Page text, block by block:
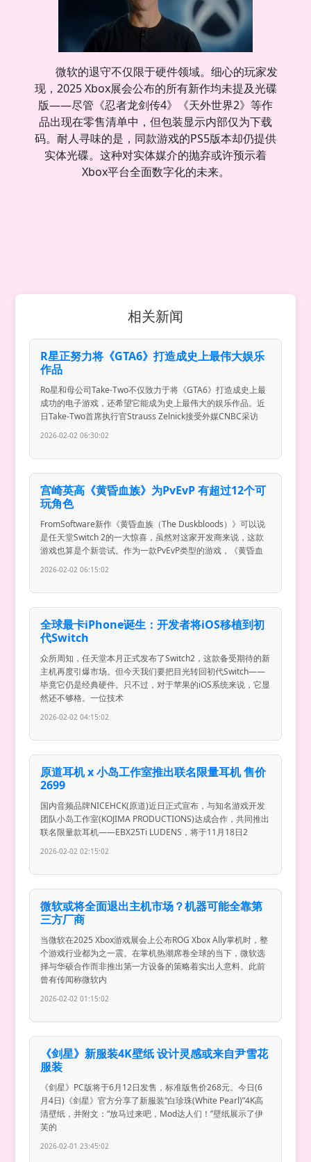
微软的退守不仅限于硬件领域。细心的玩家发
现，2025 Xbox展会公布的所有新作均未提及光碟
版——尽管《忍者龙剑传4》《天外世界2》等作
品出现在零售清单中，但包装显示内部仅为下载
码。耐人寻味的是，同款游戏的PS5版本却仍提供
实体光碟。这种对实体媒介的抛弃或许预示着
Xbox平台全面数字化的未来。
相关新闻
R星正努力将《GTA6》打造成史上最伟大娱乐
作品
Ro星和母公司Take-Two不仅致力于将《GTA6》打造成史上最
成功的电子游戏，还希望它能成为史上最伟大的娱乐作品。近
日Take-Two首席执行官Strauss Zelnick接受外媒CNBC采访
2026-02-02 06:30:02
宫崎英高《黄昏血族》为PvEvP 有超过12个可
玩角色
FromSoftware新作《黄昏血族（The Duskbloods）》可以说
是任天堂Switch 2的一大惊喜，虽然对这家开发商来说，这款
游戏也算是个新尝试。作为一款PvEvP类型的游戏，《黄昏血
2026-02-02 06:15:02
全球最卡iPhone诞生：开发者将iOS移植到初
代Switch
众所周知，任天堂本月正式发布了Switch2，这款备受期待的新
主机再度引爆市场。但今天我们要把目光转回初代Switch——
毕竟它仍是经典硬件。只不过，对于苹果的iOS系统来说，它显
然还不够格。一位技术
2026-02-02 04:15:02
原道耳机 x 小岛工作室推出联名限量耳机 售价
2699
国内音频品牌NICEHCK(原道)近日正式宣布，与知名游戏开发
团队小岛工作室(KOJIMA PRODUCTIONS)达成合作，共同推出
联名限量款耳机——EBX25Ti LUDENS，将于11月18日2
2026-02-02 02:15:02
微软或将全面退出主机市场？机器可能全靠第
三方厂商
当微软在2025 Xbox游戏展会上公布ROG Xbox Ally掌机时，整
个游戏行业都为之一震。在掌机热潮席卷全球的当下，微软选
择与华硕合作而非推出第一方设备的策略着实出人意料。此前
曾有传闻称微软内
2026-02-02 01:15:02
《剑星》新服装4K壁纸 设计灵感或来自尹雪花
服装
《剑星》PC版将于6月12日发售，标准版售价268元。今日(6
月4日)《剑星》官方分享了新服装“白珍珠(White Pearl)”4K高
清壁纸，并附文：“放马过来吧，Mod达人们！”壁纸展示了伊
芙的
2026-02-01 23:45:02